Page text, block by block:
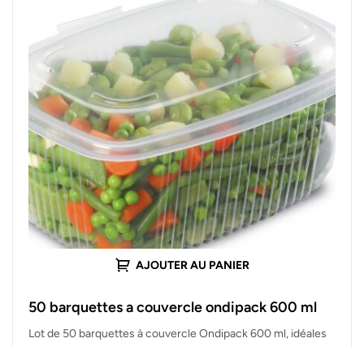
AJOUTER AU PANIER
50 barquettes a couvercle ondipack 600 ml
Lot de 50 barquettes à couvercle Ondipack 600 ml, idéales